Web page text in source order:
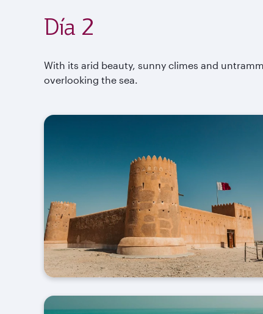
Día 2
With its arid beauty, sunny climes and
overlooking the sea.